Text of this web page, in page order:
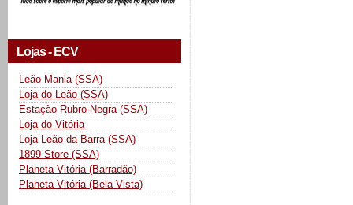
Lojas - ECV
Leão Mania (SSA)
Loja do Leão (SSA)
Estação Rubro-Negra (SSA)
Loja do Vitória
Loja Leão da Barra (SSA)
1899 Store (SSA)
Planeta Vitória (Barradão)
Planeta Vitória (Bela Vista)